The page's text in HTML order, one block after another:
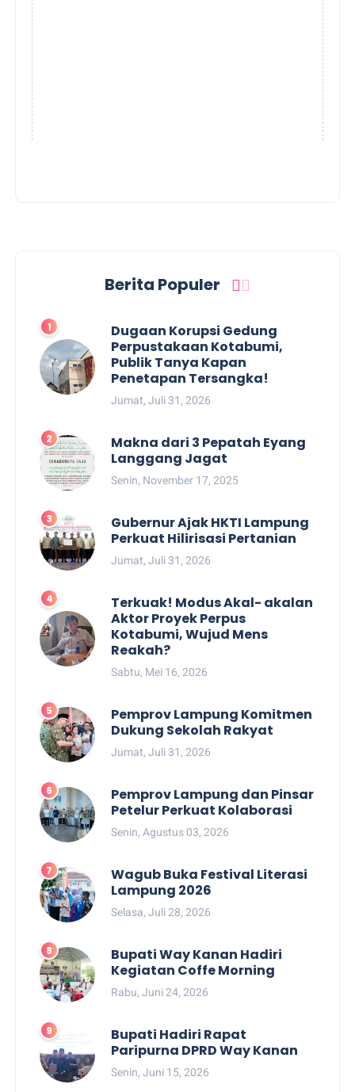
Berita Populer
Dugaan Korupsi Gedung
Perpustakaan Kotabumi,
Publik Tanya Kapan
Penetapan Tersangka!
Jumat, Juli 31, 2026
Makna dari 3 Pepatah Eyang
Langgang Jagat
Senin, November 17, 2025
Gubernur Ajak HKTI Lampung
Perkuat Hilirisasi Pertanian
Jumat, Juli 31, 2026
Terkuak! Modus Akal- akalan
Aktor Proyek Perpus
Kotabumi, Wujud Mens
Reakah?
Sabtu, Mei 16, 2026
Pemprov Lampung Komitmen
Dukung Sekolah Rakyat
Jumat, Juli 31, 2026
Pemprov Lampung dan Pinsar
Petelur Perkuat Kolaborasi
Senin, Agustus 03, 2026
Wagub Buka Festival Literasi
Lampung 2026
Selasa, Juli 28, 2026
Bupati Way Kanan Hadiri
Kegiatan Coffe Morning
Rabu, Juni 24, 2026
Bupati Hadiri Rapat
Paripurna DPRD Way Kanan
Senin, Juni 15, 2026